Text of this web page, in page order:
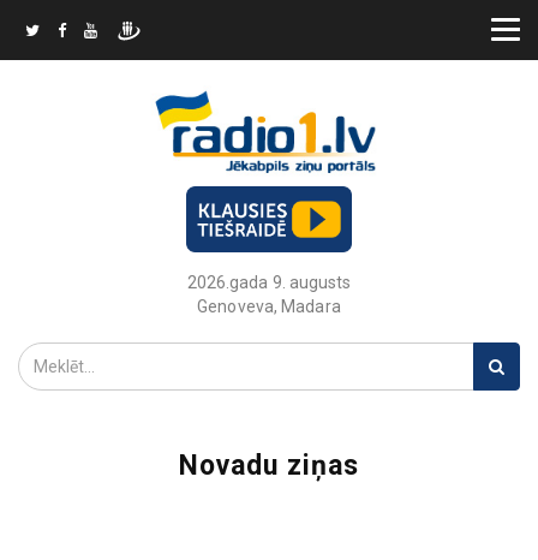
2026.gada 9. augusts
Genoveva, Madara
Novadu ziņas